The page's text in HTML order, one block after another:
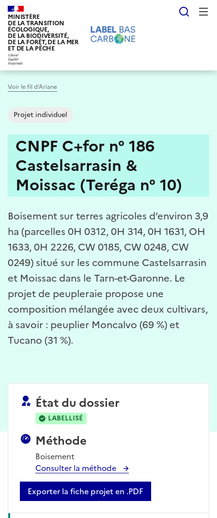
Aller
au
contenu
principal
MINISTÈRE
DE LA TRANSITION
ÉCOLOGIQUE,
DE LA BIODIVERSITÉ,
DE LA FORÊT, DE LA MER
ET DE LA PÊCHE
Voir le fil d'Ariane
Projet individuel
CNPF C+for n° 186
Castelsarrasin &
Moissac (Teréga n° 10)
Boisement sur terres agricoles d’environ 3,9
ha (parcelles 0H 0312, 0H 314, 0H 1631, OH
1633, 0H 2226, CW 0185, CW 0248, CW
0249) situé sur les commune Castelsarrasin
et Moissac dans le Tarn-et-Garonne. Le
projet de peupleraie propose une
composition mélangée avec deux cultivars,
à savoir : peuplier Moncalvo (69 %) et
Tucano (31 %).
État du dossier
LABELLISÉ
Méthode
Boisement
Consulter la méthode
Exporter la fiche projet en .PDF